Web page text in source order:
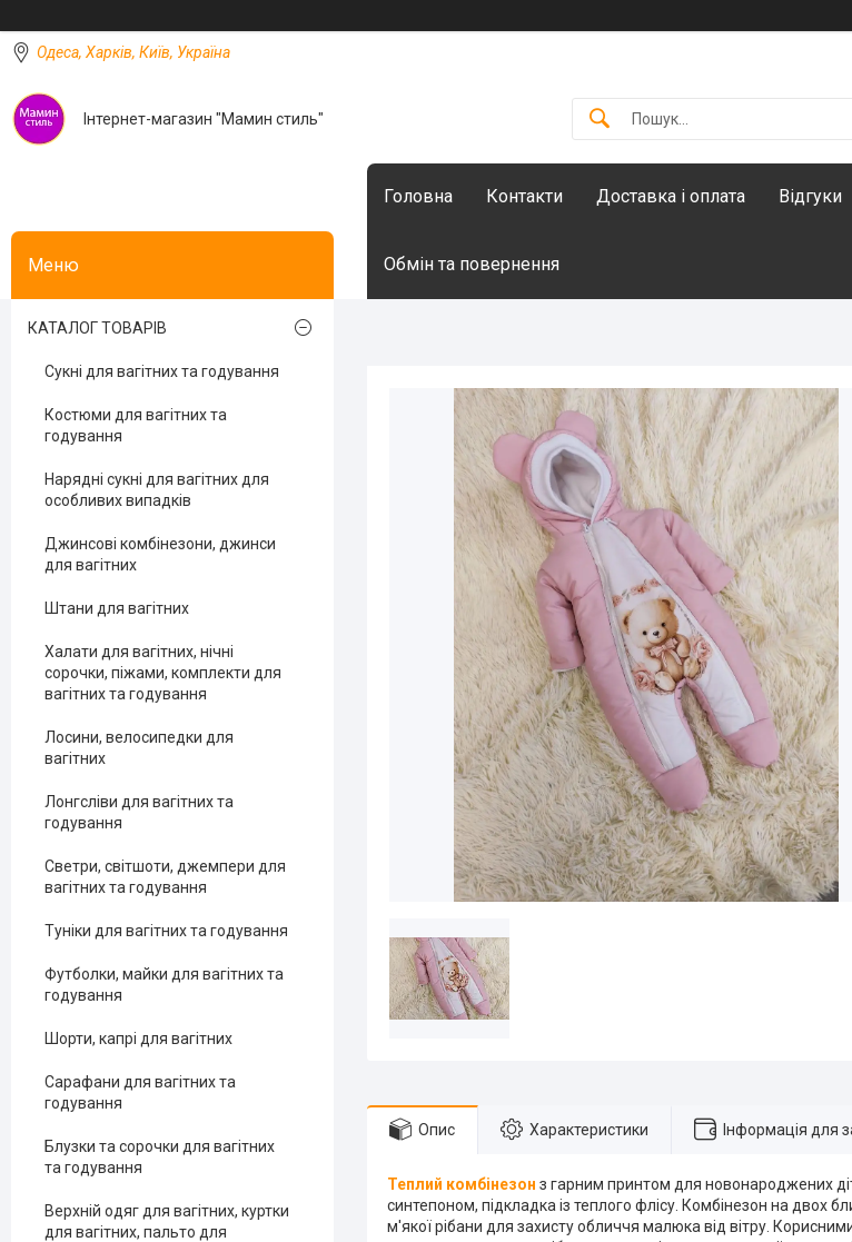
Одеса, Харків, Київ, Україна
Інтернет-магазин "Мамин стиль"
Головна Контакти Доставка і оплата Відгуки
Обмін та повернення
Опис Характеристики Інформація для
Теплий комбінезон з гарним принтом для новонароджених
синтепоном, підкладка із теплого флісу. Комбінезон на двох
м'якої рібани для захисту обличчя малюка від вітру.
КАТАЛОГ ТОВАРІВ
Сукні для вагітних та годування
Костюми для вагітних та
годування
Нарядні сукні для вагітних для
особливих випадків
Джинсові комбінезони, джинси
для вагітних
Штани для вагітних
Халати для вагітних, нічні
сорочки, піжами, комплекти для
вагітних та годування
Лосини, велосипедки для
вагітних
Лонгсліви для вагітних та
годування
Светри, світшоти, джемпери для
вагітних та годування
Туніки для вагітних та годування
Футболки, майки для вагітних та
годування
Шорти, капрі для вагітних
Сарафани для вагітних та
годування
Блузки та сорочки для вагітних
та годування
Верхній одяг для вагітних, куртки
для вагітних, пальто для